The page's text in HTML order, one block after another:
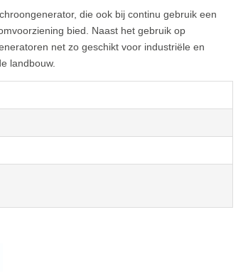
die ook bij continu gebruik een
bied. Naast het gebruik op
net zo geschikt voor industriële en
landbouw.